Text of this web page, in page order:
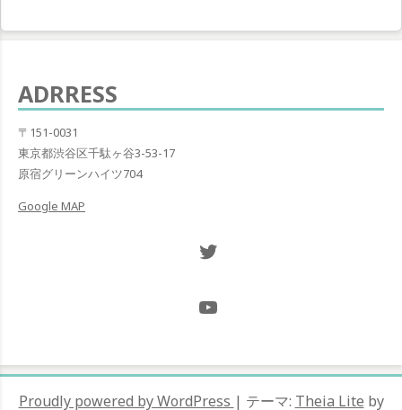
ゲ
シ
ョ
ン
投
ADRRESS
〒151-0031
東京都渋谷区千駄ヶ谷3-53-17
原宿グリーンハイツ704
Google MAP
Proudly powered by WordPress | テーマ: Theia Lite by